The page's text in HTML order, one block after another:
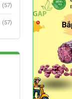
(57)
(57)